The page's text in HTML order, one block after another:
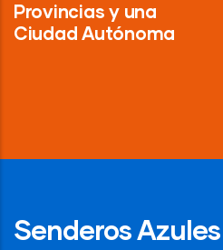
Provincias y una
Ciudad Autónoma
Senderos Azules